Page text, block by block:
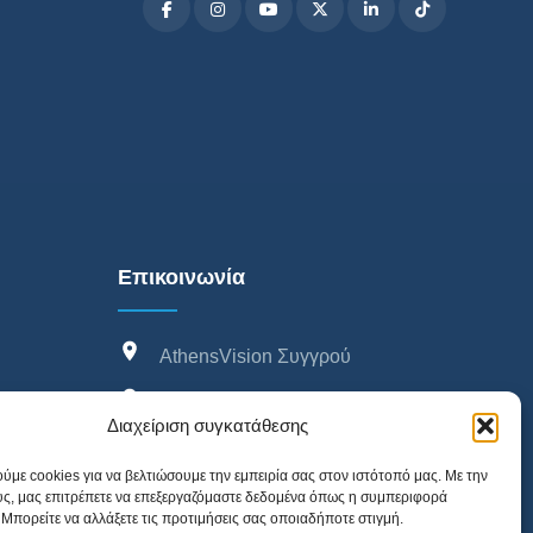
Διαχείριση συγκατάθεσης
cookies για να βελτιώσουμε την εμπειρία σας στον ιστότοπό μας. Με την
μας επιτρέπετε να επεξεργαζόμαστε δεδομένα όπως η συμπεριφορά
να αλλάξετε τις προτιμήσεις σας οποιαδήποτε στιγμή.
Επικοινωνία
AthensVision Συγγρού
210 95 95 215